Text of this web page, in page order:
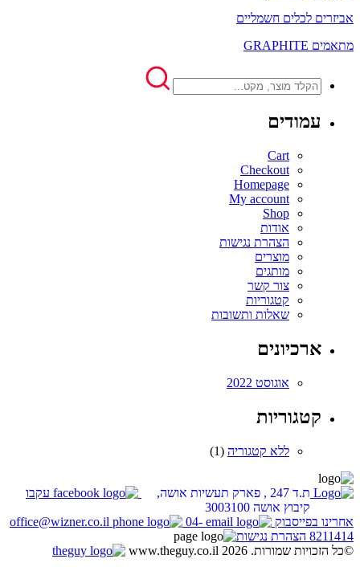
אביזרים לכלים חשמליים
מתאמים GRAPHITE
עמודים
Cart
Checkout
Homepage
My account
Shop
אודות
הצהרת נגישות
מוצרים
מותגים
צור קשר
קטגוריות
שאלות ותשובות
ארכיונים
אוגוסט 2022
קטגוריות
ללא קטגוריה (1)
ת.ד 247 , פארק תעשיות אושה,
קיבוץ אושה 3003100
עקבו
אחרינו בפייסבוק office@wizner.co.il
04-
8211414 הצהרת נגישות
©כל הזכויות שמורות. www.theguy.co.il 2026